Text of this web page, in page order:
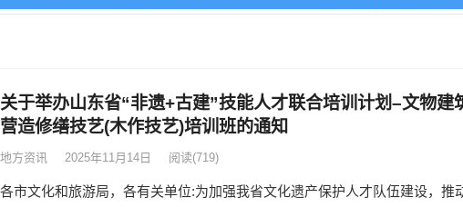
关于举办山东省“非遗+古建”技能人才联合培训计划–文物建
营造修缮技艺(木作技艺)培训班的通知
地方资讯 2025年11月14日 阅读(719)
各市文化和旅游局，各有关单位:为加强我省文化遗产保护人才队伍建设，推